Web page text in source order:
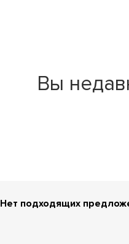
Вы
Нет подходящих